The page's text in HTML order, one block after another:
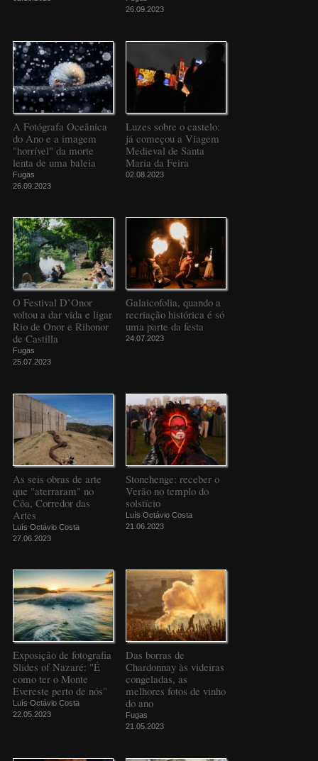
26.09.2023
A Fotógrafa Oceânica
do Ano e a imagem
"horrível" da morte
lenta de uma baleia
Fugas
26.09.2023
Luzes sobre o castelo:
já começou a Viagem
Medieval de Santa
Maria da Feira
02.08.2023
O Festival D’Onor
voltou a dar vida e ligar
Rio de Onor e Rihonor
de Castilla
Fugas
25.07.2023
Galaicofolia, quando a
recriação histórica é só
uma parte da festa
24.07.2023
As seis obras de arte
que "aterraram" no
Côa, Corredor das
Artes
Luís Octávio Costa
27.06.2023
Stonehenge: receber o
Verão no templo do
solstício
Luís Octávio Costa
21.06.2023
Exposição de fotografia
Slides of Nazaré: "É
como ter o Monte
Evereste perto de nós"
Luís Octávio Costa
22.05.2023
Das borras de
Chardonnay às videiras
congeladas, as
melhores fotos de vinho
do ano
Fugas
21.05.2023